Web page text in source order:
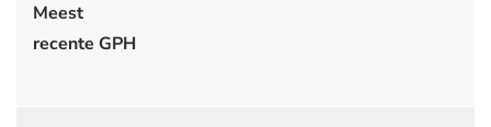
Meest
recente GPH